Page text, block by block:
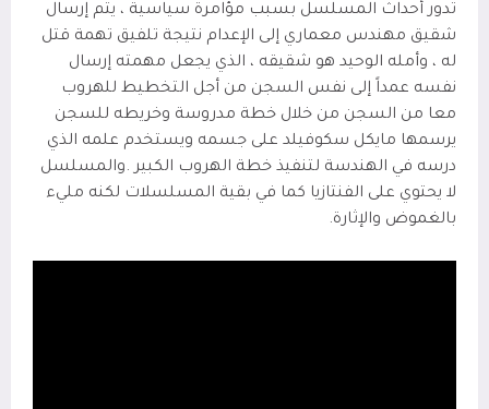
تدور أحداث المسلسل بسبب مؤامرة سياسية ، يتم إرسال
شقيق مهندس معماري إلى الإعدام نتيجة تلفيق تهمة قتل
له ، وأمله الوحيد هو شقيقه ، الذي يجعل مهمته إرسال
نفسه عمداً إلى نفس السجن من أجل التخطيط للهروب
معا من السجن من خلال خطة مدروسة وخريطه للسجن
يرسمها مايكل سكوفيلد على جسمه ويستخدم علمه الذي
درسه في الهندسة لتنفيذ خطة الهروب الكبير .والمسلسل
لا يحتوي على الفنتازيا كما في بقية المسلسلات لكنه مليء
بالغموض والإثارة.